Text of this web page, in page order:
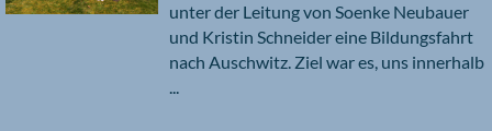
unter der Leitung von Soenke Neubauer
und Kristin Schneider eine Bildungsfahrt
nach Auschwitz. Ziel war es, uns innerhalb
...